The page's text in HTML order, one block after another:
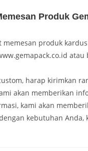
Produk
produk
harap kirimkan
akan memberikan
kami akan
kebutuhan